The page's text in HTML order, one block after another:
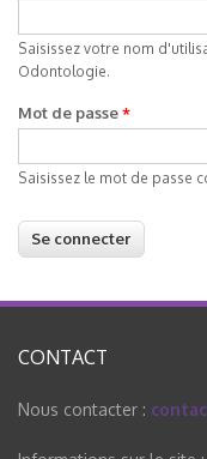
Saisissez votre nom
Odontologie.
Mot de passe*
Saisissez le mot de passe
CONTACT
Nous contacter :